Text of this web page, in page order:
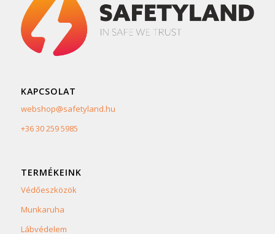
KAPCSOLAT
webshop@safetyland.hu
+36 30 259 5985
TERMÉKEINK
Védőeszközök
Munkaruha
Lábvédelem